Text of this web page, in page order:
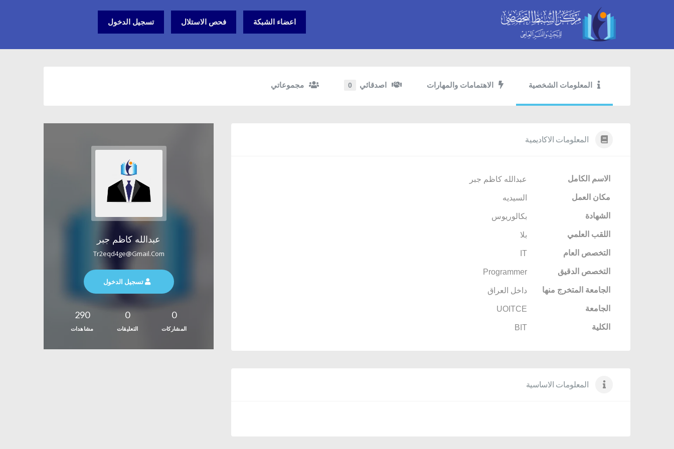
اعضاء الشبكة فحص الاستلال تسجيل الدخول
المعلومات الشخصية الاهتمامات والمهارات اصدقائي 0 مجموعاتي
عبدالله كاظم جبر
Tr2eqd4ge@gmail.com
تسجيل الدخول
0
المشاركات
0
التعليقات
290
مشاهدات
المعلومات الاكاديمية
الاسم الكامل عبدالله كاظم جبر
مكان العمل السيديه
الشهادة بكالوريوس
اللقب العلمي بلا
التخصص العام IT
التخصص الدقيق Programmer
الجامعة المتخرج منها داخل العراق
الجامعة UOITCE
الكلية BIT
المعلومات الاساسية